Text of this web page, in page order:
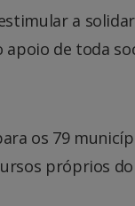
a
de toda
os 79
próprios do